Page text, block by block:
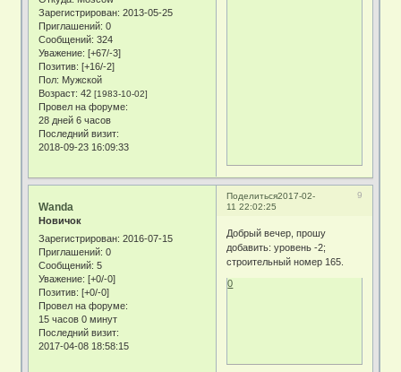
Зарегистрирован: 2013-05-25
Приглашений: 0
Сообщений: 324
Уважение: [+67/-3]
Позитив: [+16/-2]
Пол: Мужской
Возраст: 42[1983-10-02]
Провел на форуме:
28 дней 6 часов
Последний визит:
2018-09-23 16:09:33
Поделиться 9
2017-02-
11 22:02:25
Wanda
Новичок
Зарегистрирован: 2016-07-15
Приглашений: 0
Сообщений: 5
Уважение: [+0/-0]
Позитив: [+0/-0]
Провел на форуме:
15 часов 0 минут
Последний визит:
2017-04-08 18:58:15
Добрый вечер, прошу
добавить: уровень -2;
строительный номер 165.
0